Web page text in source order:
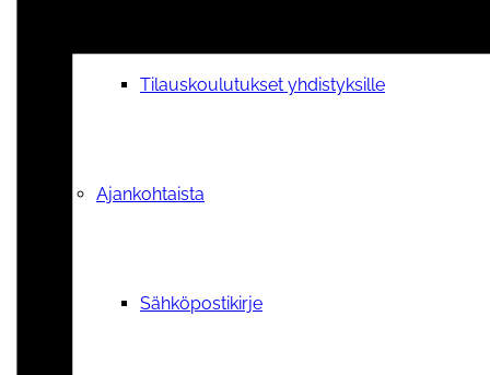
Tilauskoulutukset yhdistyksille
Ajankohtaista
Sähköpostikirje